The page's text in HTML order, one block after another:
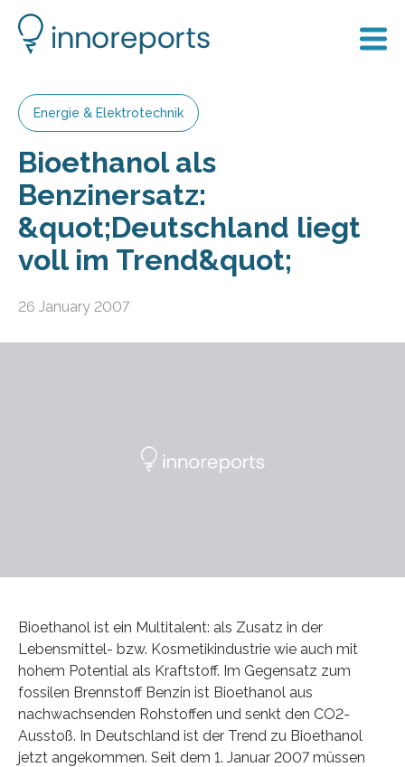
Energie & Elektrotechnik
Bioethanol als
Benzinersatz:
&quot;Deutschland liegt
voll im Trend&quot;
26 January 2007
Bioethanol ist ein Multitalent: als Zusatz in der
Lebensmittel- bzw. Kosmetikindustrie wie auch mit
hohem Potential als Kraftstoff. Im Gegensatz zum
fossilen Brennstoff Benzin ist Bioethanol aus
nachwachsenden Rohstoffen und senkt den CO2-
Ausstoß. In Deutschland ist der Trend zu Bioethanol
jetzt angekommen. Seit dem 1. Januar 2007 müssen